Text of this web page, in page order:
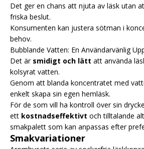
Det ger en chans att njuta av läsk utan
friska beslut.
Konsumenten kan justera sötman i
behov.
Bubblande Vatten: En Användarvänlig
Det är smidigt och lätt att använda
kolsyrat vatten.
Genom att blanda koncentratet med
enkelt skapa sin egen hemläsk.
För de som vill ha kontroll över sin
ett kostnadseffektivt och tilltalande
smakpalett som kan anpassas efter
Smakvariationer